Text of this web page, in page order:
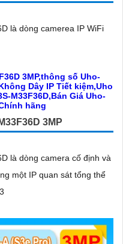
là dòng camerea IP WiFi
3MP
là dòng camera cố định và
một IP quan sát tổng thể